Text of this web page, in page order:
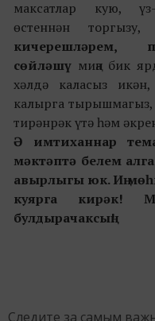
максатлар кую,
өстеннән торгызу,
кичерешләрем,
сөйләшү миңа бик
хәлдә каласыз
калырга
тирәнрәк үтә һәм
Ә имтиханнар
мәктәптә белем
авырлыгы юк. Иң
куярга кирәк!
булдырачаксың!
Следите за самым